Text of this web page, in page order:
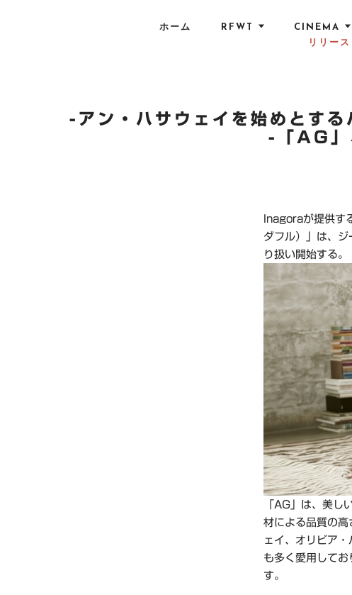
ホーム RFWT
CINEMA
リリース
-アン・ハサウェイを始めとす
-「AG」
Inagoraが提供す
ダフル）」は、
り扱い開始する。
「AG」は、美し
材による品質の高
ェイ、オリビア
も多く愛用して
す。